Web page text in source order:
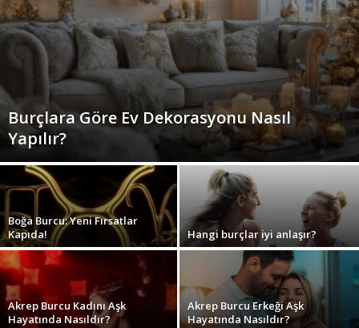
Burçlara Göre Ev Dekorasyonu Nasıl
Yapılır?
Boğa Burcu: Yeni Fırsatlar
Kapıda!
Hangi burçlar iyi anlaşır?
Akrep Burcu Kadını Aşk
Hayatında Nasıldır?
Akrep Burcu Erkeği Aşk
Hayatında Nasıldır?